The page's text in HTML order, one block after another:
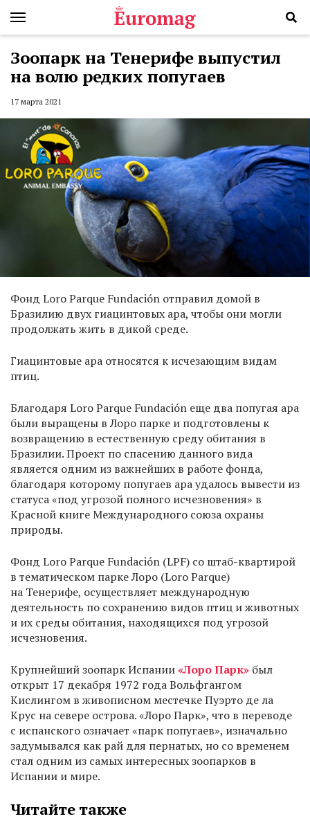
Зоопарк на Тенерифе выпустил
на волю редких попугаев
17 марта 2021
Фонд Loro Parque Fundación отправил домой в
Бразилию двух гиацинтовых ара, чтобы они могли
продолжать жить в дикой среде.
Гиацинтовые ара относятся к исчезающим видам
птиц.
Благодаря Loro Parque Fundación еще два попугая ара
были выращены в Лоро парке и подготовлены к
возвращению в естественную среду обитания в
Бразилии. Проект по спасению данного вида
является одним из важнейших в работе фонда,
благодаря которому попугаев ара удалось вывести из
статуса «под угрозой полного исчезновения» в
Красной книге Международного союза охраны
природы.
Фонд Loro Parque Fundación (LPF) со штаб-квартирой
в тематическом парке Лоро (Loro Parque)
на Тенерифе, осуществляет международную
деятельность по сохранению видов птиц и животных
и их среды обитания, находящихся под угрозой
исчезновения.
Крупнейший зоопарк Испании«Лоро Парк» был
открыт 17 декабря 1972 года Вольфгангом
Кислингом в живописном местечке Пуэрто де ла
Крус на севере острова. «Лоро Парк», что в переводе
с испанского означает «парк попугаев», изначально
задумывался как рай для пернатых, но со временем
стал одним из самых интересных зоопарков в
Испании и мире.
Читайте также